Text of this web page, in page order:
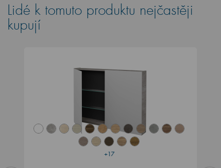
Lidé k tomuto produktu nejčastěji
kupují
+17